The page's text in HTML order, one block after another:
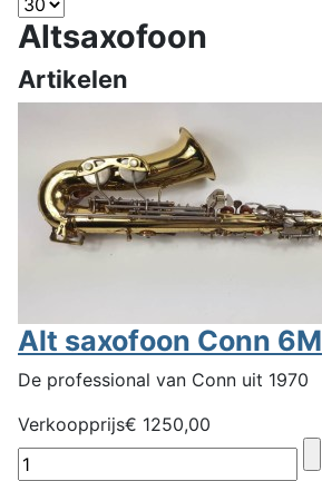
Altsaxofoon
Artikelen
Alt saxofoon Conn 6M
De professional van Conn uit 1970
Verkoopprijs€ 1250,00